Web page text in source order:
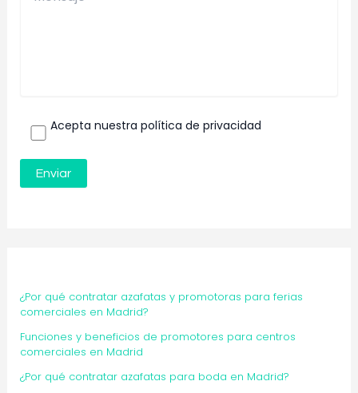
Acepta nuestra política de privacidad
¿Por qué contratar azafatas y promotoras para ferias
comerciales en Madrid?
Funciones y beneficios de promotores para centros
comerciales en Madrid
¿Por qué contratar azafatas para boda en Madrid?